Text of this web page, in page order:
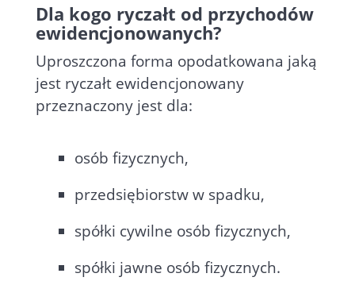
Dla kogo ryczałt od przychodów
ewidencjonowanych?
Uproszczona forma opodatkowana jaką
jest ryczałt ewidencjonowany
przeznaczony jest dla:
osób fizycznych,
przedsiębiorstw w spadku,
spółki cywilne osób fizycznych,
spółki jawne osób fizycznych.